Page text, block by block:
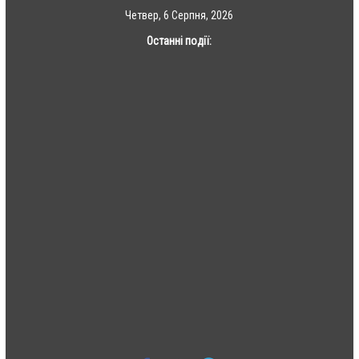
Четвер, 6 Серпня, 2026
Останні події: